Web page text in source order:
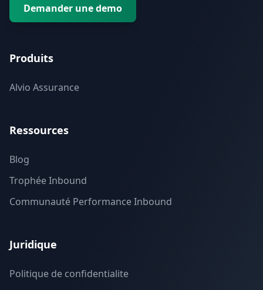
Demander une demo
Produits
Alvio Assurance
Ressources
Blog
Trophée Inbound
Communauté Performance Inbound
Juridique
Politique de confidentialite